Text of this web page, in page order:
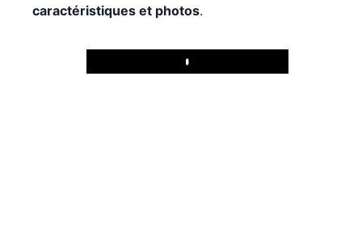
caractéristiques et photos.
Play